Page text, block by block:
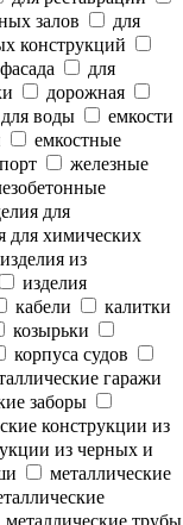
залов
для
конструкций
для
дорожная
воды
емкости
емкостные
железные
для
для химических
изделия из
изделия
кабели
калитки
козырьки
корпуса судов
гаражи
заборы
конструкции из
из черных и
металлические
металлические трубы